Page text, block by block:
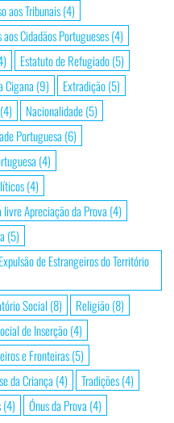
aos Tribunais(4)
Cidadãos Portugueses(4)
Estatuto de Refugiado(5)
Cigana (9) Extradição(5)
(4) Nacionalidade(5)
Portuguesa (6)
(4)
(4)
livre Apreciação da Prova (4)
(5)
de Estrangeiros do Território
Social (8) Religião(8)
de Inserção(4)
e Fronteiras(5)
da Criança (4) Tradições(4)
(4) Ónus da Prova (4)